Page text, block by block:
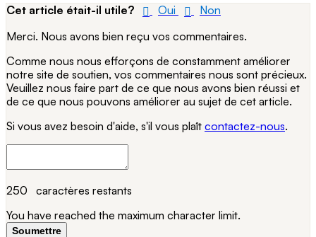
Cet article était-il utile? Oui
Non
Merci. Nous avons bien reçu vos commentaires.
Comme nous nous efforçons de constamment améliorer
notre site de soutien, vos commentaires nous sont précieux.
Veuillez nous faire part de ce que nous avons bien réussi et
de ce que nous pouvons améliorer au sujet de cet article.
Si vous avez besoin d'aide, s'il vous plaît contactez-nous.
250 caractères restants
You have reached the maximum character limit.
Soumettre